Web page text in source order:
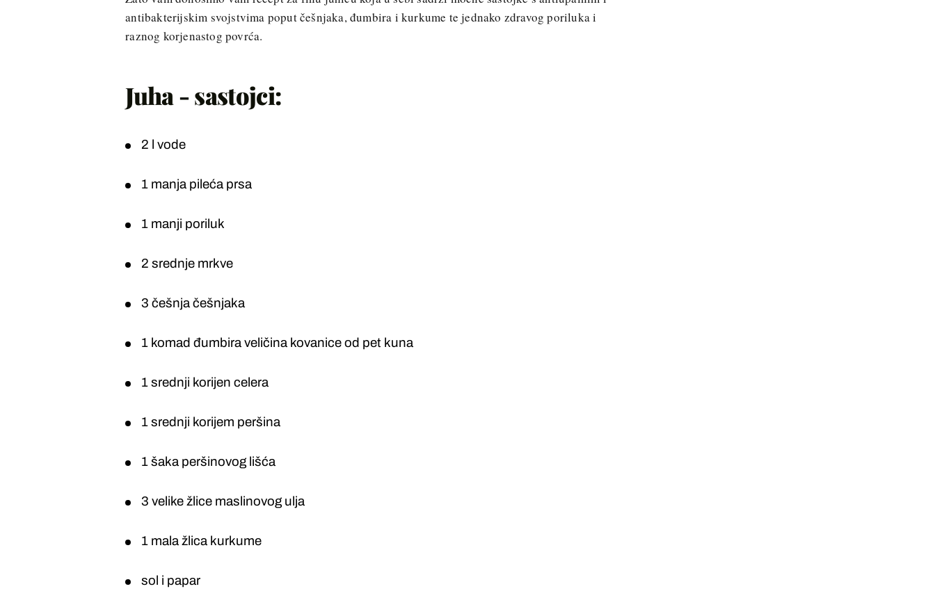
antibakterijskim svojstvima poput češnjaka, đumbira i kurkume te jednako zdravog poriluka i
raznog korjenastog povrća.
Juha - sastojci:
2 l vode
1 manja pileća prsa
1 manji poriluk
2 srednje mrkve
3 češnja češnjaka
1 komad đumbira veličina kovanice od pet kuna
1 srednji korijen celera
1 srednji korijem peršina
1 šaka peršinovog lišća
3 velike žlice maslinovog ulja
1 mala žlica kurkume
sol i papar